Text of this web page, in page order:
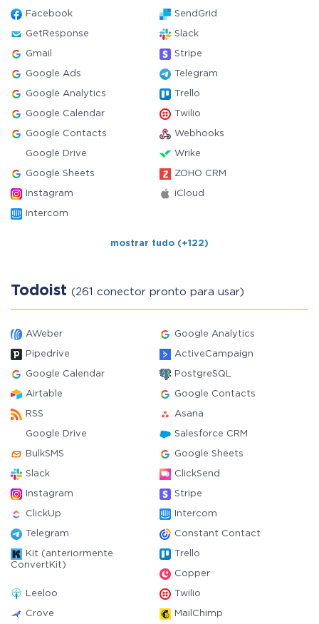
Facebook SendGrid
GetResponse Slack
Gmail Stripe
Google Ads Telegram
Google Analytics Trello
Google Calendar Twilio
Google Contacts Webhooks
Google Drive Wrike
Google Sheets ZOHO CRM
Instagram iCloud
Intercom
mostrar tudo (+122)
Todoist (261 conector pronto para usar)
AWeber Google Analytics
Pipedrive ActiveCampaign
Google Calendar PostgreSQL
Airtable Google Contacts
RSS Asana
Google Drive Salesforce CRM
BulkSMS Google Sheets
Slack ClickSend
Instagram Stripe
ClickUp Intercom
Telegram Constant Contact
Kit (anteriormente
ConvertKit)
Trello
Copper
Leeloo Twilio
Crove MailChimp